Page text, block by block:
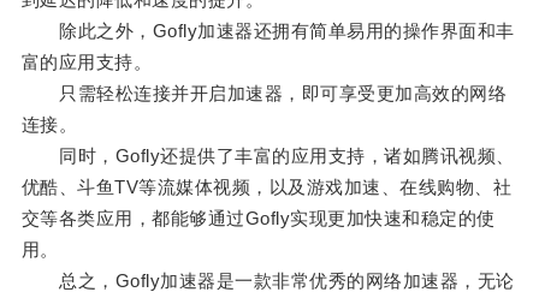
除此之外，Gofly加速器还拥有简单易用的操作界面和丰
富的应用支持。
只需轻松连接并开启加速器，即可享受更加高效的网络
连接。
同时，Gofly还提供了丰富的应用支持，诸如腾讯视频、
优酷、斗鱼TV等流媒体视频，以及游戏加速、在线购物、社
交等各类应用，都能够通过Gofly实现更加快速和稳定的使
用。
总之，Gofly加速器是一款非常优秀的网络加速器，无论